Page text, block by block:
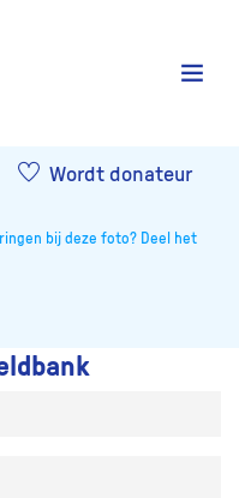
Wordt donateur
bij deze foto? Deel het